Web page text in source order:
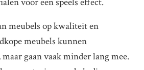
meubels op kwaliteit en
meubels kunnen
gaan vaak minder lang mee.